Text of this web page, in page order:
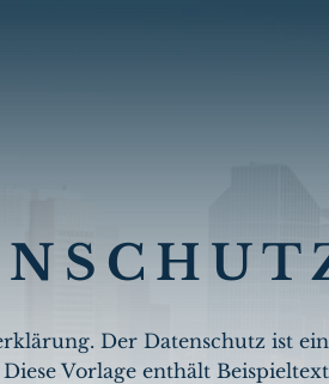
Der Datenschutz ist
Vorlage enthält